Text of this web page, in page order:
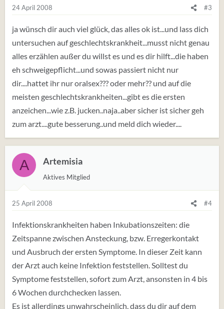
24 April 2008 #3
ja wünsch dir auch viel glück, das alles ok ist...und lass dich
untersuchen auf geschlechtskrankheit...musst nicht genau
alles erzählen außer du willst es und es dir hilft...die haben
eh schweigepflicht...und sowas passiert nicht nur
dir....hattet ihr nur oralsex??? oder mehr?? und auf die
meisten geschlechtskrankheiten...gibt es die ersten
anzeichen...wie z.B. jucken..naja..aber sicher ist sicher geh
zum arzt....gute besserung..und meld dich wieder....
A Artemisia
Aktives Mitglied
25 April 2008 #4
Infektionskrankheiten haben Inkubationszeiten: die
Zeitspanne zwischen Ansteckung, bzw. Erregerkontakt
und Ausbruch der ersten Symptome. In dieser Zeit kann
der Arzt auch keine Infektion feststellen. Solltest du
Symptome feststellen, sofort zum Arzt, ansonsten in 4 bis
6 Wochen durchchecken lassen.
Es ist allerdings unwahrscheinlich, dass du dir auf dem